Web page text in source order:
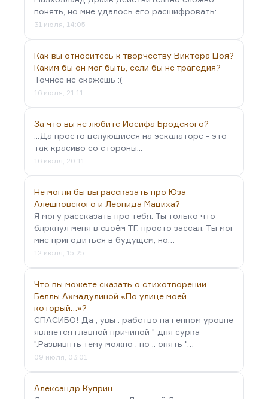
понять, но мне удалось его расшифровать:…
31 июля, 14:05
Как вы относитесь к творчеству Виктора Цоя?
Каким бы он мог быть, если бы не трагедия?
Точнее не скажешь :(
16 июля, 21:11
За что вы не любите Иосифа Бродского?
...Да просто целующиеся на эскалаторе - это
так красиво со стороны...
16 июля, 20:11
Не могли бы вы рассказать про Юза
Алешковского и Леонида Мациха?
Я могу рассказать про тебя. Ты только что
блркнул меня в своём ТГ, просто зассал. Ты мог
мне пригодиться в будущем, но…
12 июля, 15:25
Что вы можете сказать о стихотворении
Беллы Ахмадулиной «По улице моей
который…»?
СПАСИБО! Да , увы . рабство на генном уровне
является главной причиной " дня сурка
".Развивпть тему можно , но .. опять "…
09 июля, 03:01
Александр Куприн